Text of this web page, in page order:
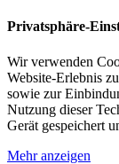
Privatsphäre-
Wir verwenden
Website-Erlebnis
sowie zur
Nutzung dieser
Gerät gespeichert
Mehr anzeigen